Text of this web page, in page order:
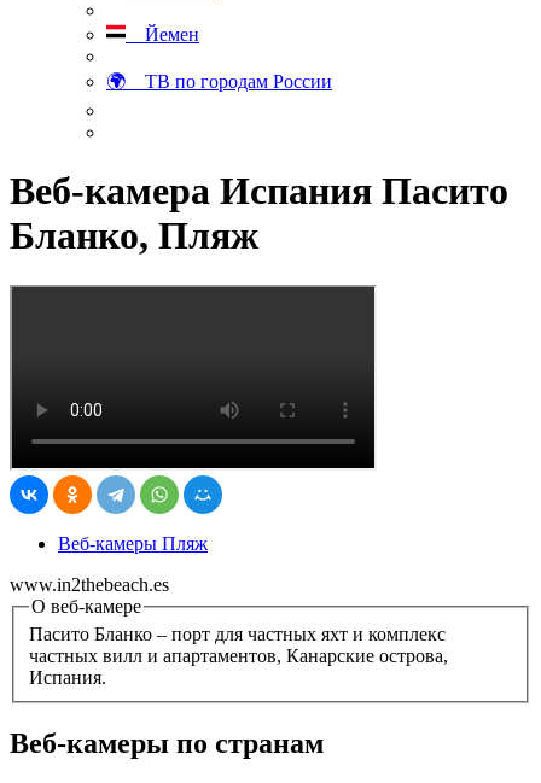
Йемен
🌍 ТВ по городам России
Веб-камера Испания Пасито
Бланко, Пляж
Веб-камеры Пляж
www.in2thebeach.es
О веб-камере
Пасито Бланко – порт для частных яхт и комплекс
частных вилл и апартаментов, Канарские острова,
Испания.
Веб-камеры по странам